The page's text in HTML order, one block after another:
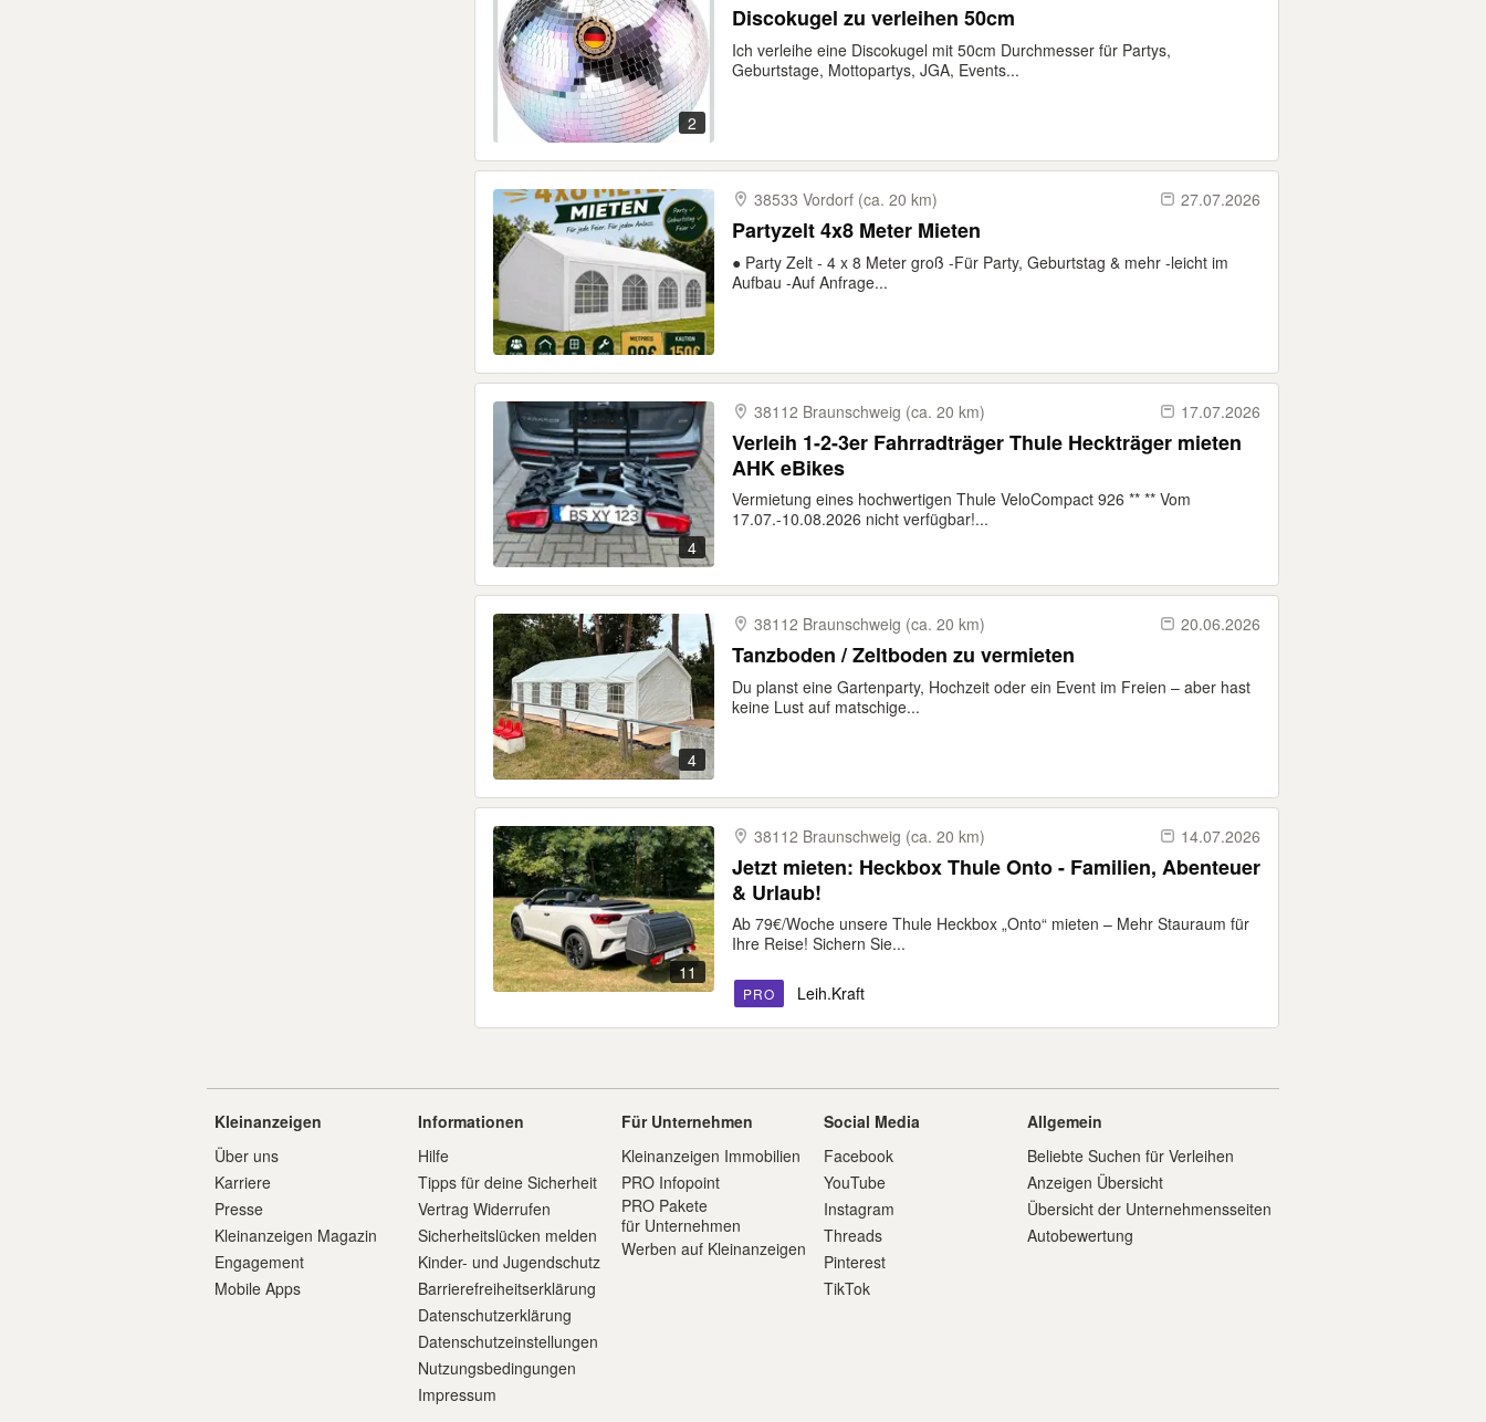
2
Discokugel zu verleihen 50cm
Ich verleihe eine Discokugel mit 50cm Durchmesser für Partys,
Geburtstage, Mottopartys, JGA, Events...
38533 Vordorf (ca. 20 km) 27.07.2026
Partyzelt 4x8 Meter Mieten
● Party Zelt - 4 x 8 Meter groß -Für Party, Geburtstag & mehr -leicht im
Aufbau -Auf Anfrage...
4
38112 Braunschweig (ca. 20 km) 17.07.2026
Verleih 1-2-3er Fahrradträger Thule Heckträger mieten
AHK eBikes
Vermietung eines hochwertigen Thule VeloCompact 926 ** ** Vom
17.07.-10.08.2026 nicht verfügbar!...
4
38112 Braunschweig (ca. 20 km) 20.06.2026
Tanzboden / Zeltboden zu vermieten
Du planst eine Gartenparty, Hochzeit oder ein Event im Freien – aber hast
keine Lust auf matschige...
11
38112 Braunschweig (ca. 20 km) 14.07.2026
Jetzt mieten: Heckbox Thule Onto - Familien, Abenteuer
& Urlaub!
Ab 79€/Woche unsere Thule Heckbox „Onto“ mieten – Mehr Stauraum für
Ihre Reise! Sichern Sie...
PRO Leih.Kraft
Kleinanzeigen
Über uns
Karriere
Presse
Kleinanzeigen Magazin
Engagement
Mobile Apps
Informationen
Hilfe
Tipps für deine Sicherheit
Vertrag Widerrufen
Sicherheitslücken melden
Kinder- und Jugendschutz
Barrierefreiheitserklärung
Datenschutzerklärung
Datenschutzeinstellungen
Nutzungsbedingungen
Impressum
Für Unternehmen
Kleinanzeigen Immobilien
PRO Infopoint
PRO Pakete
für Unternehmen
Werben auf Kleinanzeigen
Social Media
Facebook
YouTube
Instagram
Threads
Pinterest
TikTok
Allgemein
Beliebte Suchen für Verleihen
Anzeigen Übersicht
Übersicht der Unternehmensseiten
Autobewertung